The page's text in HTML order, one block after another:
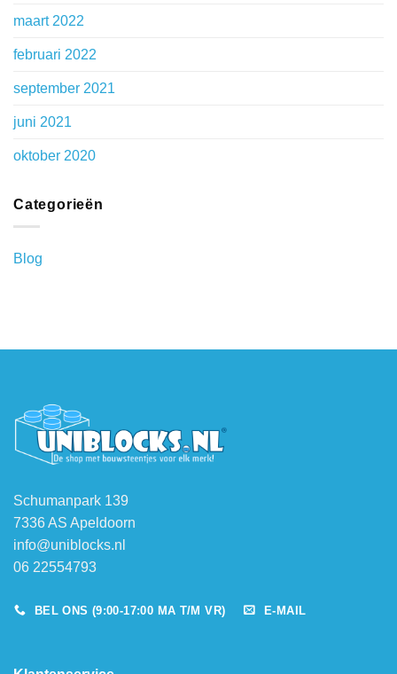
maart 2022
februari 2022
september 2021
juni 2021
oktober 2020
Categorieën
Blog
Schumanpark 139
7336 AS Apeldoorn
info@uniblocks.nl
06 22554793
BEL ONS (9:00-17:00 MA T/M VR) E-MAIL